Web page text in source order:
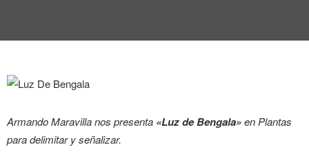
EVENTOS
Armando Maravilla nos presenta «Luz de Bengala»en Plantas
para delimitar y señalizar.